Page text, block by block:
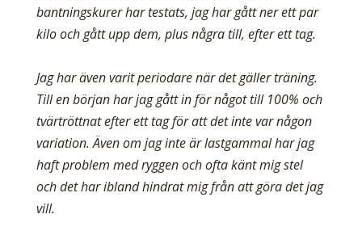
bantningskurer har testats, jag har gått ner ett par
kilo och gått upp dem, plus några till, efter ett tag.
Jag har även varit periodare när det gäller träning.
Till en början har jag gått in för något till 100% och
tvärtröttnat efter ett tag för att det inte var någon
variation. Även om jag inte är lastgammal har jag
haft problem med ryggen och ofta känt mig stel
och det har ibland hindrat mig från att göra det jag
vill.